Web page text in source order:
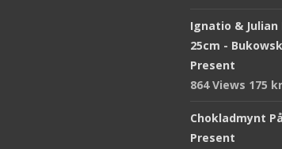
Ignatio &
25cm -
Present
864 Views 175 kr
Chokladmynt
Present